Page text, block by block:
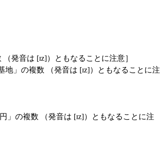
は [ɪz]）ともなることに注意］
複数 （発音は [ɪz]）ともなることに注
数 （発音は [ɪz]）ともなることに注